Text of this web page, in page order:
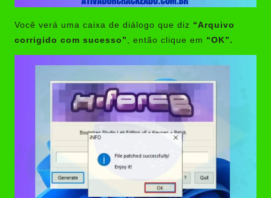
Você verá uma caixa de diálogo que diz “Arquivo
corrigido com sucesso”
, então clique em “OK”.